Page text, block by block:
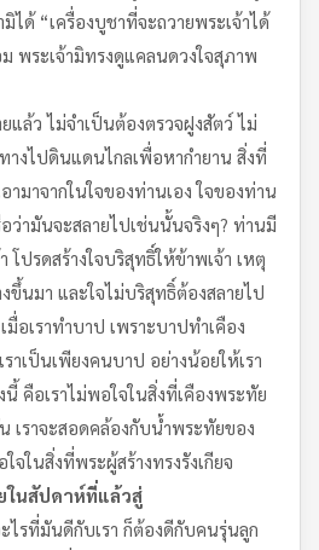
ได้ “เครื่องบูชาที่จะถวายพระเจ้าได้
พระเจ้ามิทรงดูแคลนดวงใจสุภาพ
แล้ว ไม่จำเป็นต้องตรวจฝูงสัตว์ ไม่
างไปดินแดนไกลเพื่อหากำยาน สิ่งที่
มาจากในใจของท่านเอง ใจของท่าน
ว่ามันจะสลายไปเช่นนั้นจริงๆ? ท่านมี
โปรดสร้างใจบริสุทธิ์ให้ข้าพเจ้า เหตุ
ขึ้นมา และใจไม่บริสุทธิ์ต้องสลายไป
มื่อเราทำบาป เพราะบาปทำเคือง
าเป็นเพียงคนบาป อย่างน้อยให้เรา
นี้ คือเราไม่พอใจในสิ่งที่เคืองพระทัย
เราจะสอดคล้องกับน้ำพระทัยของ
จในสิ่งที่พระผู้สร้างทรงรังเกียจ
ในสัปดาห์ที่แล้วสู่
ไรที่มันดีกับเรา ก็ต้องดีกับคนรุ่นลูก